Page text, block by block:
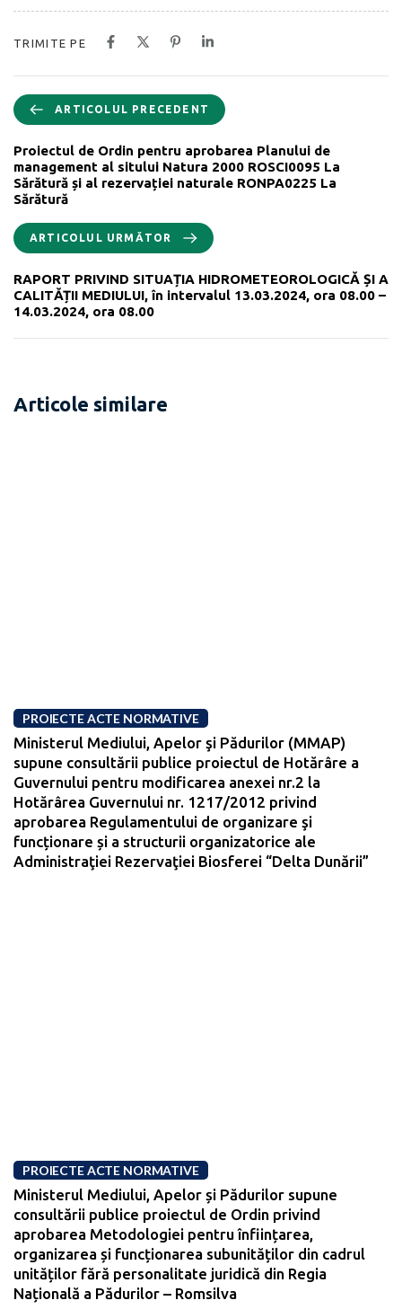
TRIMITE PE
ARTICOLUL PRECEDENT
Proiectul de Ordin pentru aprobarea Planului de
management al sitului Natura 2000 ROSCI0095 La
Sărătură și al rezervației naturale RONPA0225 La
Sărătură
ARTICOLUL URMĂTOR
RAPORT PRIVIND SITUAȚIA HIDROMETEOROLOGICĂ ȘI A
CALITĂȚII MEDIULUI, în intervalul 13.03.2024, ora 08.00 –
14.03.2024, ora 08.00
Articole similare
PROIECTE ACTE NORMATIVE
Ministerul Mediului, Apelor şi Pădurilor (MMAP)
supune consultării publice proiectul de Hotărâre a
Guvernului pentru modificarea anexei nr.2 la
Hotărârea Guvernului nr. 1217/2012 privind
aprobarea Regulamentului de organizare şi
funcționare și a structurii organizatorice ale
Administraţiei Rezervaţiei Biosferei “Delta Dunării”
PROIECTE ACTE NORMATIVE
Ministerul Mediului, Apelor și Pădurilor supune
consultării publice proiectul de Ordin privind
aprobarea Metodologiei pentru înființarea,
organizarea și funcționarea subunităților din cadrul
unităților fără personalitate juridică din Regia
Națională a Pădurilor – Romsilva